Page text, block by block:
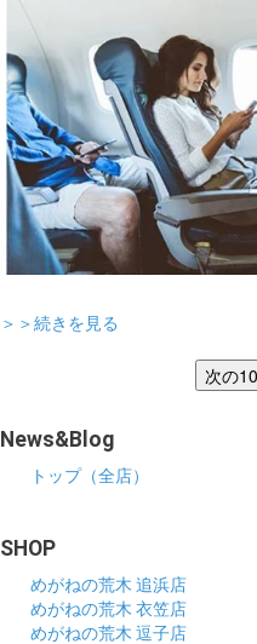
＞＞続きを見る
News&Blog
トップ（全店）
SHOP
めがねの荒木 追浜店
めがねの荒木 衣笠店
めがねの荒木 逗子店